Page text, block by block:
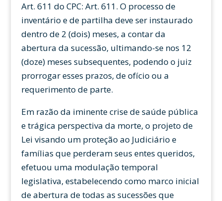
Art. 611 do CPC: Art. 611. O processo de
inventário e de partilha deve ser instaurado
dentro de 2 (dois) meses, a contar da
abertura da sucessão, ultimando-se nos 12
(doze) meses subsequentes, podendo o juiz
prorrogar esses prazos, de ofício ou a
requerimento de parte.
Em razão da iminente crise de saúde pública
e trágica perspectiva da morte, o projeto de
Lei visando um proteção ao Judiciário e
famílias que perderam seus entes queridos,
efetuou uma modulação temporal
legislativa, estabelecendo como marco inicial
de abertura de todas as sucessões que